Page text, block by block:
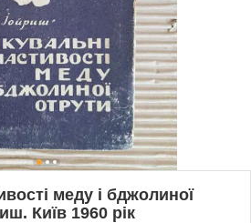
меду і бджолиної
Київ 1960 рік